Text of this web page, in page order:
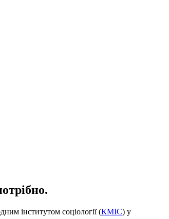
інститутом соціології (КМІС) у